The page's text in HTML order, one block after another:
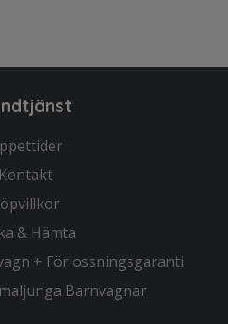
Kontakt
& Hämta
+ Förlossningsgaranti
Barnvagnar